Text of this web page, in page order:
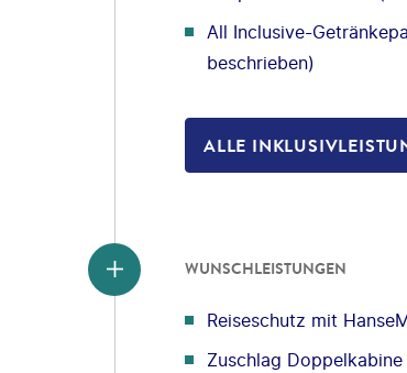
All Inclusive-
beschrieben)
ALLE
WUNSCHLEISTUNGEN
Reiseschutz mit
Zuschlag